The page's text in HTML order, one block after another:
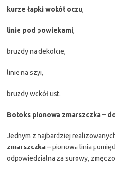
kurze łapki wokół oczu,
linie pod powiekami,
bruzdy na dekolcie,
linie na szyi,
bruzdy wokół ust.
Botoks pionowa zmarszczka –
Jednym z najbardziej
zmarszczka– pionowa linia
odpowiedzialna za surowy,